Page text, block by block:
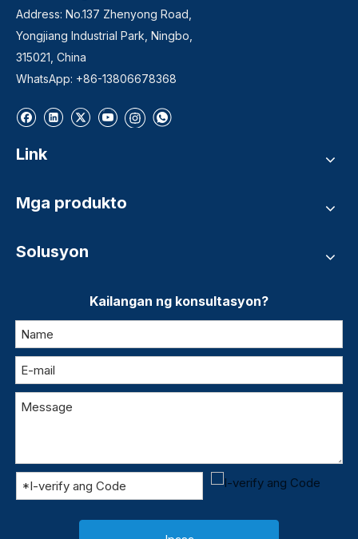
Address: No.137 Zhenyong Road,
Yongjiang Industrial Park, Ningbo,
315021, China
WhatsApp: +86-13806678368
Link
Mga produkto
Solusyon
Kailangan ng konsultasyon?